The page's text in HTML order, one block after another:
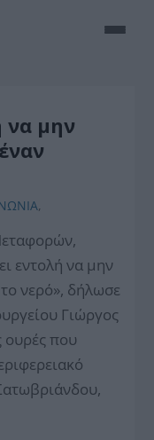
να μην
,
εντολή να μην
νερό», δήλωσε
Γιώργος
ουρές που